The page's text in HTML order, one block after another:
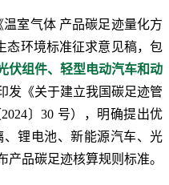
室气体 产品碳足迹量化方
态环境标准征求意见稿，包
伏组件、轻型电动汽车和动
发《关于建立我国碳足迹管
〕30 号），明确提出优
锂电池、新能源汽车、光
品碳足迹核算规则标准。